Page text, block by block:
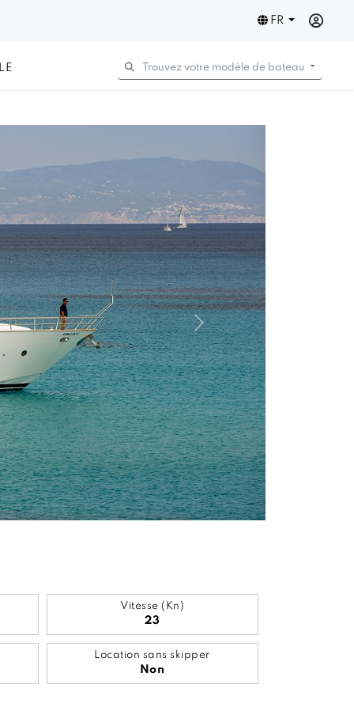
FR
Trouvez votre modèle de bateau
Next
Vitesse (Kn)
23
Location sans skipper
Non